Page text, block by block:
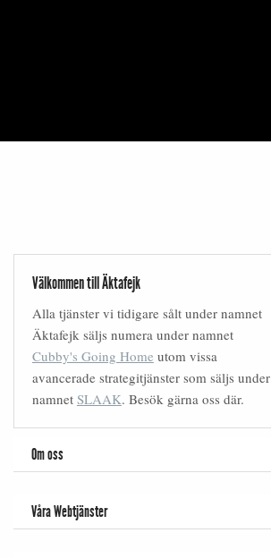
Välkommen till Äktafejk
Alla tjänster vi tidigare sålt under namnet
Äktafejk säljs numera under namnet
Cubby's Going Home utom vissa
avancerade strategitjänster som säljs under
namnet SLAAK. Besök gärna oss där.
Om oss
Våra Webtjänster